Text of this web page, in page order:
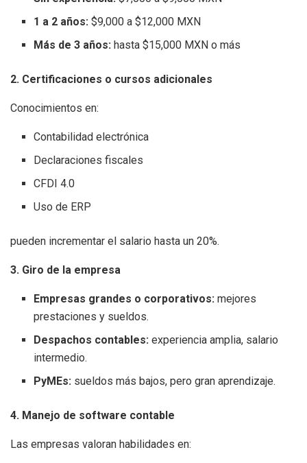
1 a 2 años: $9,000 a $12,000 MXN
Más de 3 años: hasta $15,000 MXN o más
2. Certificaciones o cursos adicionales
Conocimientos en:
Contabilidad electrónica
Declaraciones fiscales
CFDI 4.0
Uso de ERP
pueden incrementar el salario hasta un 20%.
3. Giro de la empresa
Empresas grandes o corporativos: mejores
prestaciones y sueldos.
Despachos contables: experiencia amplia, salario
intermedio.
PyMEs: sueldos más bajos, pero gran aprendizaje.
4. Manejo de software contable
Las empresas valoran habilidades en: